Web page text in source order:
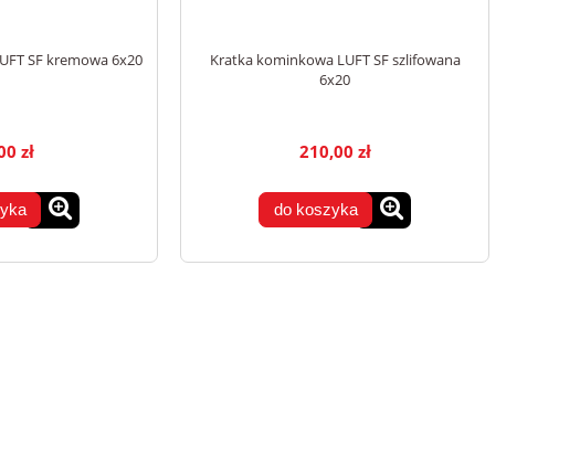
SF kremowa 6x20
zł
Kratka kominkowa LUFT SF szlifowana
6x20
210,00 zł
do koszyka